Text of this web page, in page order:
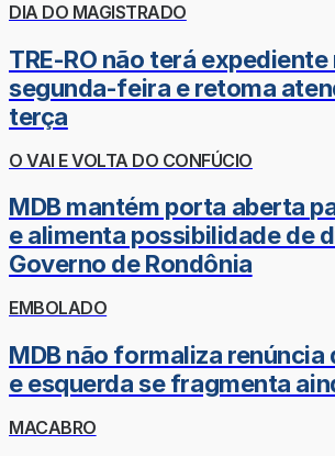
DIA DO MAGISTRADO
TRE-RO não terá expediente
segunda-feira e retoma
terça
O VAI E VOLTA DO CONFÚCIO
MDB mantém porta aberta
e alimenta possibilidade de
Governo de Rondônia
EMBOLADO
MDB não formaliza renúncia
e esquerda se fragmenta
MACABRO